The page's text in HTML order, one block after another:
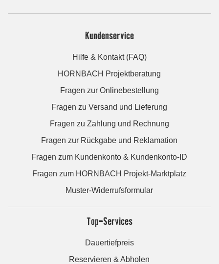
Kundenservice
Hilfe & Kontakt (FAQ)
HORNBACH Projektberatung
Fragen zur Onlinebestellung
Fragen zu Versand und Lieferung
Fragen zu Zahlung und Rechnung
Fragen zur Rückgabe und Reklamation
Fragen zum Kundenkonto & Kundenkonto-ID
Fragen zum HORNBACH Projekt-Marktplatz
Muster-Widerrufsformular
Top-Services
Dauertiefpreis
Reservieren & Abholen